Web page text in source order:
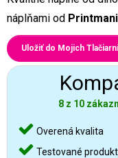
náplňami od
Uložiť do Mojich Tlačiarní
8 z 10
Overená kvalita
Testované